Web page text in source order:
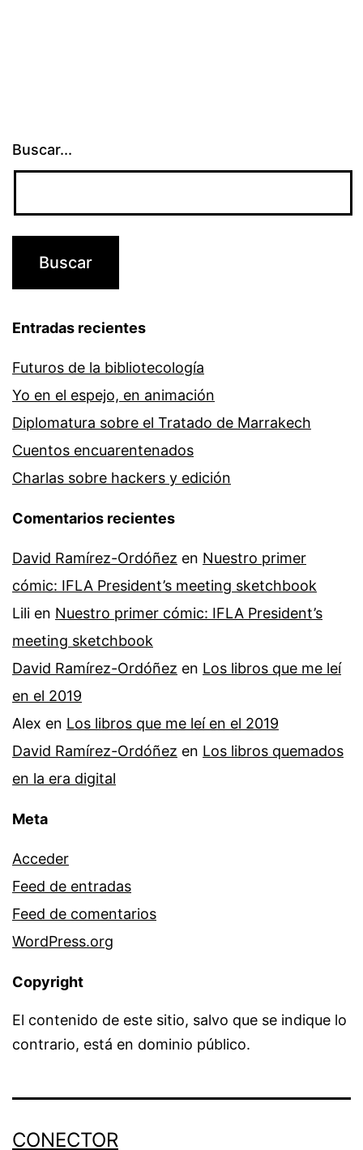
Buscar...
Entradas recientes
Futuros de la bibliotecología
Yo en el espejo, en animación
Diplomatura sobre el Tratado de Marrakech
Cuentos encuarentenados
Charlas sobre hackers y edición
Comentarios recientes
David Ramírez-Ordóñez en Nuestro primer
cómic: IFLA President’s meeting sketchbook
Lili en Nuestro primer cómic: IFLA President’s
meeting sketchbook
David Ramírez-Ordóñez en Los libros que me leí
en el 2019
Alex en Los libros que me leí en el 2019
David Ramírez-Ordóñez en Los libros quemados
en la era digital
Meta
Acceder
Feed de entradas
Feed de comentarios
WordPress.org
Copyright
El contenido de este sitio, salvo que se indique lo
contrario, está en dominio público.
CONECTOR